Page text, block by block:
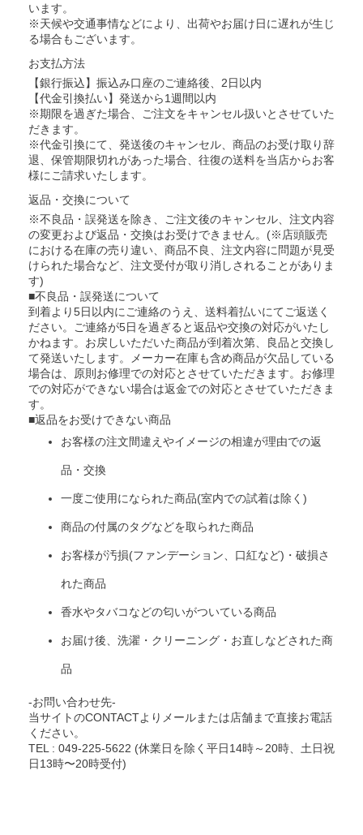
います。
※天候や交通事情などにより、出荷やお届け日に遅れが生じ
る場合もございます。
お支払方法
【銀行振込】振込み口座のご連絡後、2日以内
【代金引換払い】発送から1週間以内
※期限を過ぎた場合、ご注文をキャンセル扱いとさせていた
だきます。
※代金引換にて、発送後のキャンセル、商品のお受け取り辞
退、保管期限切れがあった場合、往復の送料を当店からお客
様にご請求いたします。
返品・交換について
※不良品・誤発送を除き、ご注文後のキャンセル、注文内容
の変更および返品・交換はお受けできません。(※店頭販売
における在庫の売り違い、商品不良、注文内容に問題が見受
けられた場合など、注文受付が取り消しされることがありま
す)
■不良品・誤発送について
到着より5日以内にご連絡のうえ、送料着払いにてご返送く
ださい。ご連絡が5日を過ぎると返品や交換の対応がいたし
かねます。お戻しいただいた商品が到着次第、良品と交換し
て発送いたします。メーカー在庫も含め商品が欠品している
場合は、原則お修理での対応とさせていただきます。お修理
での対応ができない場合は返金での対応とさせていただきま
す。
■返品をお受けできない商品
お客様の注文間違えやイメージの相違が理由での返
品・交換
一度ご使用になられた商品(室内での試着は除く)
商品の付属のタグなどを取られた商品
お客様が汚損(ファンデーション、口紅など)・破損さ
れた商品
香水やタバコなどの匂いがついている商品
お届け後、洗濯・クリーニング・お直しなどされた商
品
-お問い合わせ先-
当サイトのCONTACTよりメールまたは店舗まで直接お電話
ください。
TEL : 049-225-5622 (休業日を除く平日14時～20時、土日祝
日13時〜20時受付)